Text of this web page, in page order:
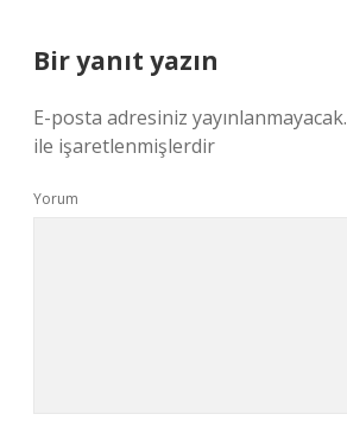
Bir yanıt yazın
E-posta adresiniz yayınlanmayacak.
ile işaretlenmişlerdir
Yorum